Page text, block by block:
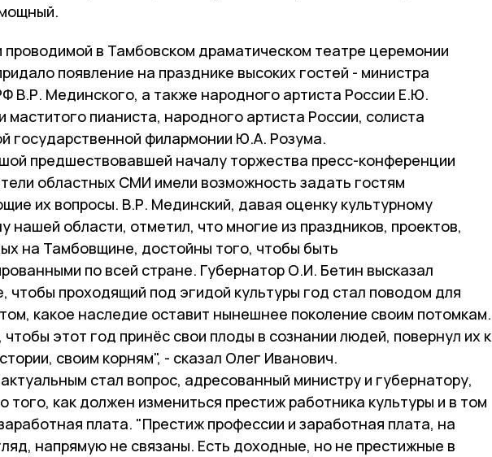
проводимой в Тамбовском драматическом театре церемонии
появление на празднике высоких гостей - министра
В.Р. Мединского, а также народного артиста России Е.Ю.
маститого пианиста, народного артиста России, солиста
государственной филармонии Ю.А. Розума.
предшествовавшей началу торжества пресс-конференции
областных СМИ имели возможность задать гостям
их вопросы. В.Р. Мединский, давая оценку культурному
нашей области, отметил, что многие из праздников, проектов,
на Тамбовщине, достойны того, чтобы быть
по всей стране. Губернатор О.И. Бетин высказал
чтобы проходящий под эгидой культуры год стал поводом для
какое наследие оставит нынешнее поколение своим потомкам.
этот год принёс свои плоды в сознании людей, повернул их к
своим корням", - сказал Олег Иванович.
стал вопрос, адресованный министру и губернатору,
того, как должен измениться престиж работника культуры и в том
плата. "Престиж профессии и заработная плата, на
напрямую не связаны. Есть доходные, но не престижные в